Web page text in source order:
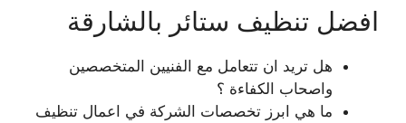
افضل تنظيف ستائر بالشارقة
هل تريد ان تتعامل مع الفنيين المتخصصين
واصحاب الكفاءة ؟
ما هي ابرز تخصصات الشركة في اعمال تنظيف